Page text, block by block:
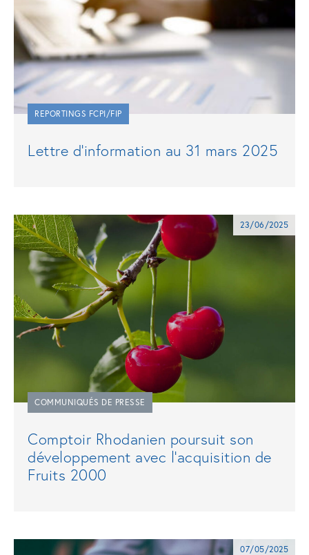
REPORTINGS FCPI/FIP
Lettre d’information au 31 mars 2025
23/06/2025
COMMUNIQUÉS DE PRESSE
Comptoir Rhodanien poursuit son
développement avec l'acquisition de
Fruits 2000
07/05/2025